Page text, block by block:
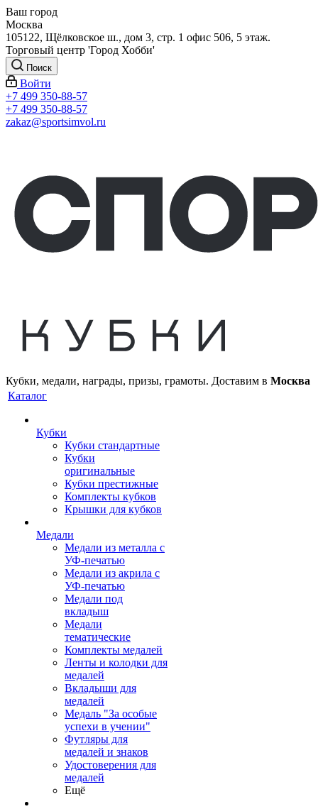
Ваш город
Москва
105122, Щёлковское ш., дом 3, стр. 1 офис 506, 5 этаж.
Торговый центр 'Город Хобби'
Поиск
Войти
+7 499 350-88-57
+7 499 350-88-57
zakaz@sportsimvol.ru
Кубки, медали, награды, призы, грамоты. Доставим в Москва
Каталог
Кубки
Кубки стандартные
Кубки
оригинальные
Кубки престижные
Комплекты кубков
Крышки для кубков
Медали
Медали из металла с
УФ-печатью
Медали из акрила с
УФ-печатью
Медали под
вкладыш
Медали
тематические
Комплекты медалей
Ленты и колодки для
медалей
Вкладыши для
медалей
Медаль "За особые
успехи в учении"
Футляры для
медалей и знаков
Удостоверения для
медалей
Ещё